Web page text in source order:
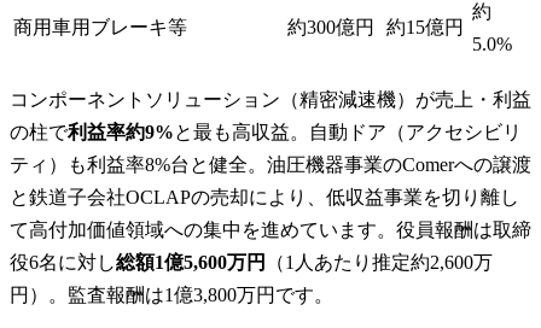
商用車用ブレーキ等 約300億円 約15億円
約
5.0%
コンポーネントソリューション（精密減速機）が売上・利益
の柱で利益率約9%と最も高収益。自動ドア（アクセシビリ
ティ）も利益率8%台と健全。油圧機器事業のComerへの譲渡
と鉄道子会社OCLAPの売却により、低収益事業を切り離し
て高付加価値領域への集中を進めています。役員報酬は取締
役6名に対し総額1億5,600万円
（1人あたり推定約2,600万
円）。監査報酬は1億3,800万円です。